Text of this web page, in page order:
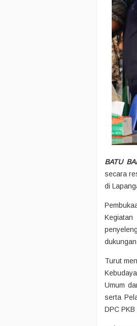
BATU
secara
di
Turut
Umum
serta
DPC